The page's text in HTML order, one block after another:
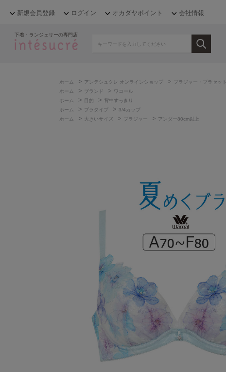
新規会員登録 ログイン オカダヤポイント 会社情報
下着・ランジェリーの専門店
ホーム > アンテシュクレ オンラインショップ > ブラジャー・ブラセット
ホーム
> ブランド > ワコール
ホーム
> 目的 >
背中すっきり
ホーム
> ブラタイプ > 3/4カップ
ホーム
> 大きいサイズ > ブラジャー > アンダー80cm以上